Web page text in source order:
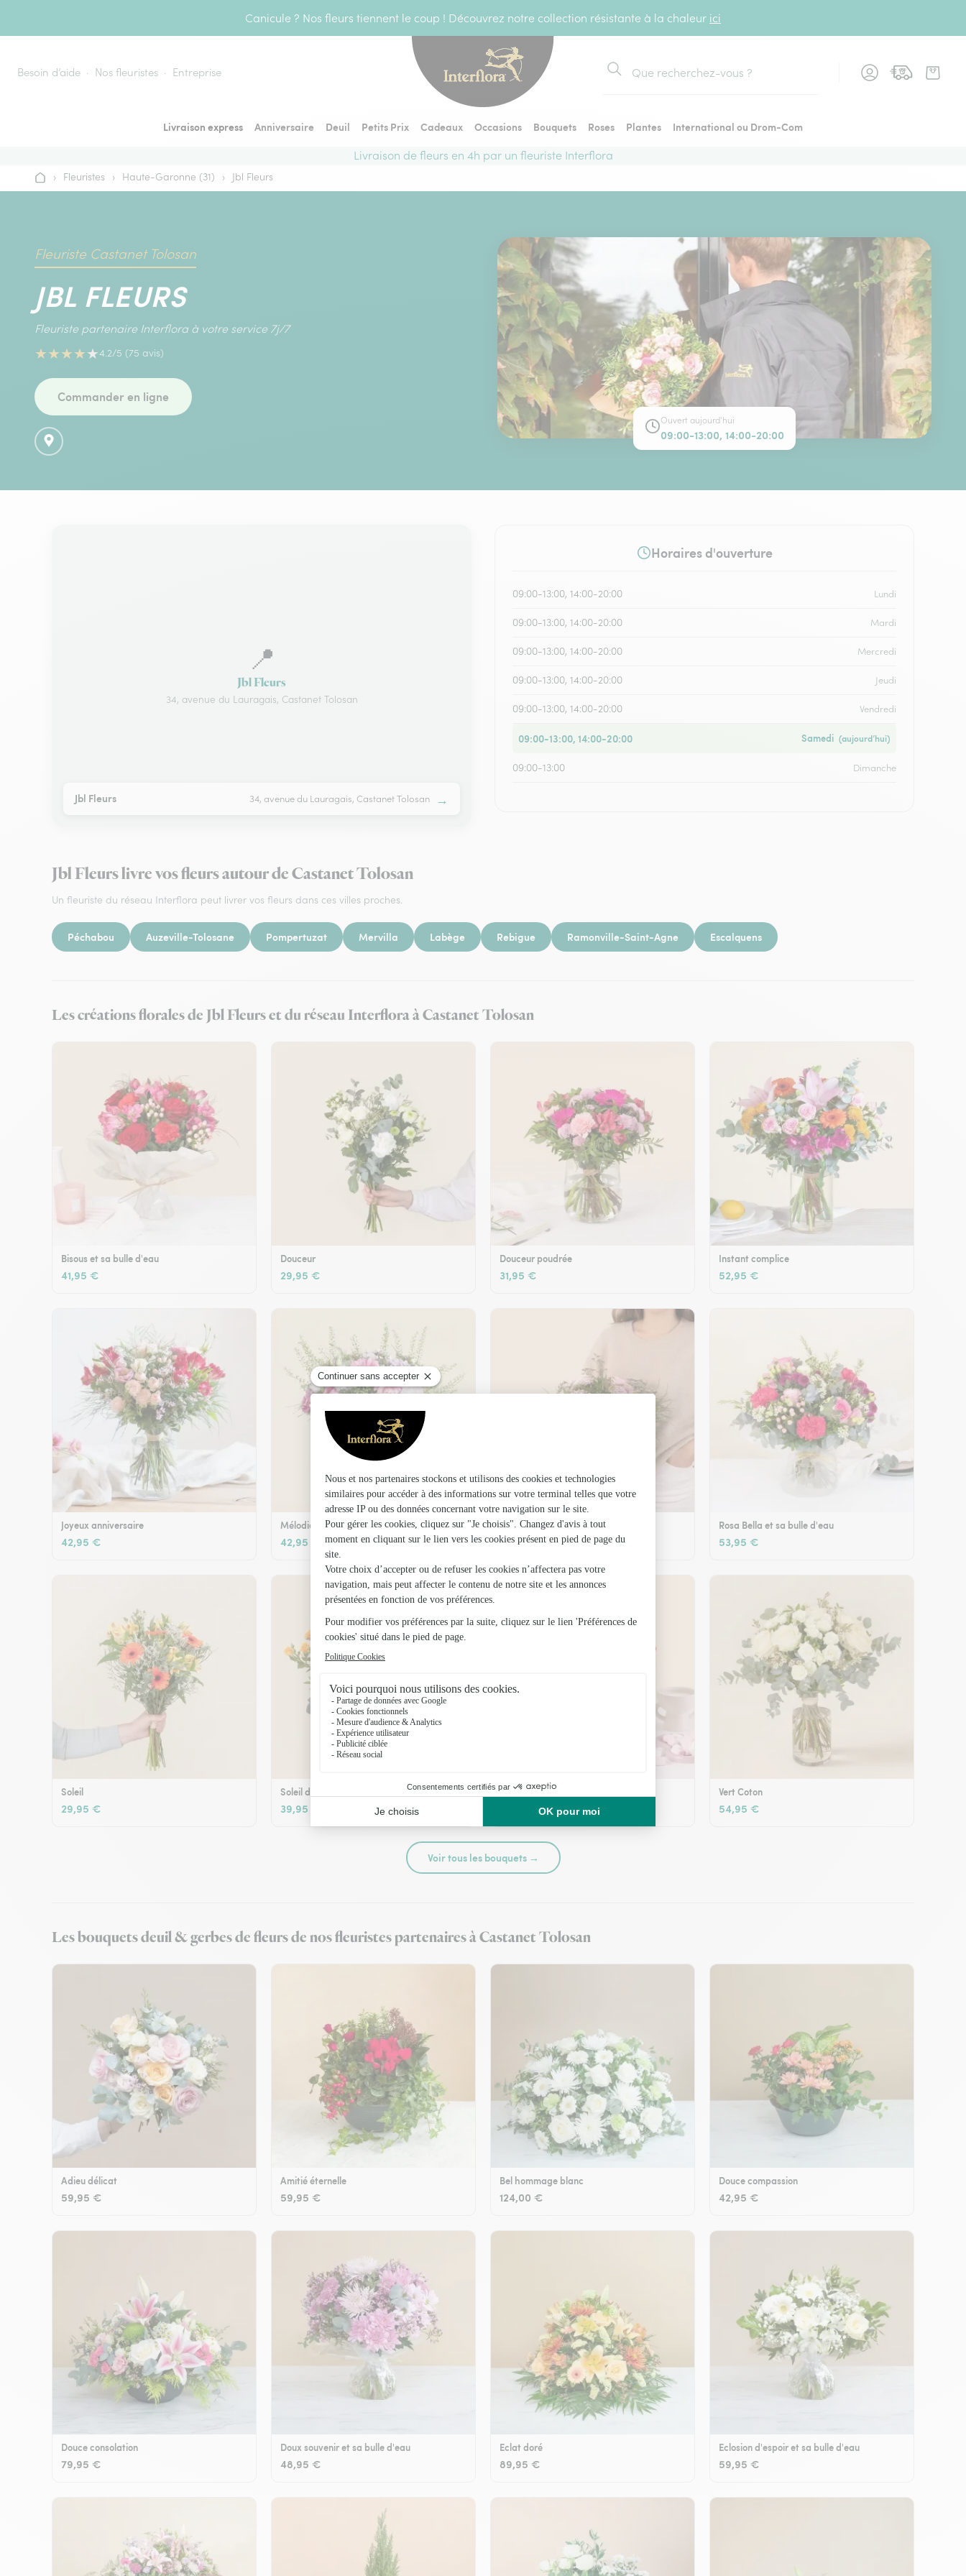
Canicule ? Nos fleurs tiennent le coup ! Découvrez notre collection résistante à la chaleur ici
Besoin d’aide Nos fleuristes Entreprise
Rechercher
Livraison express Anniversaire Deuil Petits Prix Cadeaux Occasions Bouquets Roses Plantes
International ou Drom-Com
Livraison de fleurs en 4h par un fleuriste Interflora
Accueil
› Fleuristes › Haute-Garonne (31) › Jbl Fleurs
Fleuriste Castanet Tolosan
JBL FLEURS
Fleuriste partenaire Interflora à votre service 7j/7
★★★★★4.2/5 (75 avis)
Commander en ligne
Ouvert aujourd'hui
09:00-13:00, 14:00-20:00
📍
Jbl Fleurs
34, avenue du Lauragais, Castanet Tolosan
Jbl Fleurs 34, avenue du Lauragais, Castanet Tolosan →
Horaires d'ouverture
09:00-13:00, 14:00-20:00 Lundi
09:00-13:00, 14:00-20:00 Mardi
09:00-13:00, 14:00-20:00 Mercredi
09:00-13:00, 14:00-20:00 Jeudi
09:00-13:00, 14:00-20:00 Vendredi
09:00-13:00, 14:00-20:00 Samedi (aujourd’hui)
09:00-13:00 Dimanche
Jbl Fleurs livre vos fleurs autour de Castanet Tolosan
Un fleuriste du réseau Interflora peut livrer vos fleurs dans ces villes proches.
Péchabou Auzeville-Tolosane Pompertuzat Mervilla Labège Rebigue Ramonville-Saint-Agne Escalquens
Les créations florales de Jbl Fleurs et du réseau Interflora à Castanet Tolosan
Bisous et sa bulle d'eau
41,95 €
Douceur
29,95 €
Douceur poudrée
31,95 €
Instant complice
52,95 €
Joyeux anniversaire
42,95 €
Mélodie et son vase offert
42,95 €
Plaisir fleuri
36,95 €
Rosa Bella et sa bulle d'eau
53,95 €
Soleil
29,95 €
Soleil d'été
39,95 €
Tutti frutti
44,95 €
Vert Coton
54,95 €
Voir tous les bouquets →
Les bouquets deuil & gerbes de fleurs de nos fleuristes partenaires à Castanet Tolosan
Adieu délicat
59,95 €
Amitié éternelle
59,95 €
Bel hommage blanc
124,00 €
Douce compassion
42,95 €
Douce consolation
79,95 €
Doux souvenir et sa bulle d'eau
48,95 €
Eclat doré
89,95 €
Eclosion d'espoir et sa bulle d'eau
59,95 €